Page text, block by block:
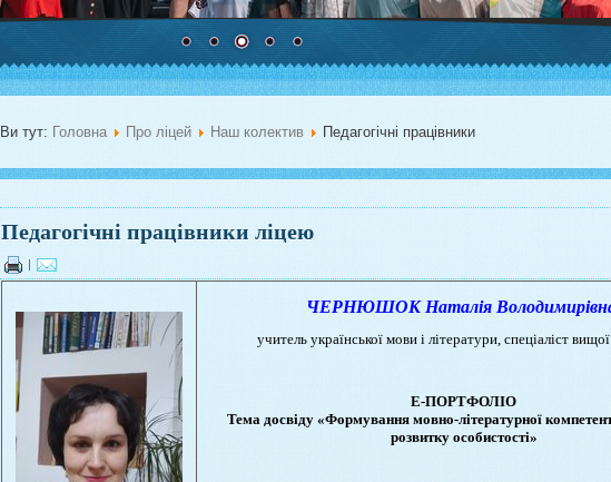
Ви тут: Головна Про ліцей Наш колектив Педагогічні працівники
Педагогічні працівники ліцею
|
ЧЕРНЮШОК Наталія
учитель української мови і літератури, спеціаліст вищої
Е-ПОРТФОЛІО
Тема досвіду «Формування мовно-літературної
розвитку особистості»